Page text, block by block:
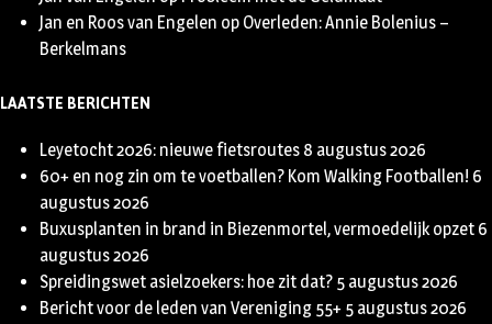
Jan en Roos van Engelen op Overleden: Annie Bolenius –
Berkelmans
LAATSTE BERICHTEN
Leyetocht 2026: nieuwe fietsroutes 8 augustus 2026
60+ en nog zin om te voetballen? Kom Walking Footballen! 6
augustus 2026
Buxusplanten in brand in Biezenmortel, vermoedelijk opzet 6
augustus 2026
Spreidingswet asielzoekers: hoe zit dat? 5 augustus 2026
Bericht voor de leden van Vereniging 55+ 5 augustus 2026